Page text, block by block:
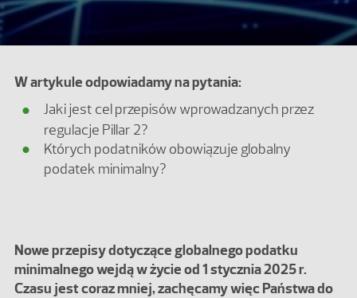
W artykule odpowiadamy na pytania:
Jaki jest cel przepisów wprowadzanych przez
regulacje Pillar 2?
Których podatników obowiązuje globalny
podatek minimalny?
Nowe przepisy dotyczące globalnego podatku
minimalnego wejdą w życie od 1 stycznia 2025 r.
Czasu jest coraz mniej, zachęcamy więc Państwa do